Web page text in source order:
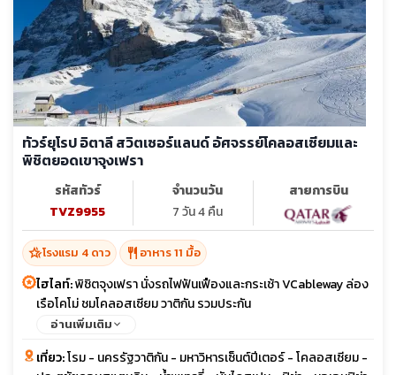
ทัวร์ยุโรป อิตาลี สวิตเซอร์แลนด์ อัศจรรย์โคลอสเซียมและ
พิชิตยอดเขาจุงเฟรา
รหัสทัวร์
TVZ9955
จำนวนวัน
7 วัน 4 คืน
สายการบิน
hotel_classโรงแรม 4 ดาว restaurant อาหาร 11 มื้อ
ไฮไลท์:พิชิตจุงเฟรา นั่งรถไฟฟันเฟืองและกระเช้า VCableway ล่อง
เรือโคโม่ ชมโคลอสเซียม วาติกัน รวมประกัน
อ่านเพิ่มเติม
เที่ยว:โรม - นครรัฐวาติกัน - มหาวิหารเซ็นต์ปีเตอร์ - โคลอสเซียม -